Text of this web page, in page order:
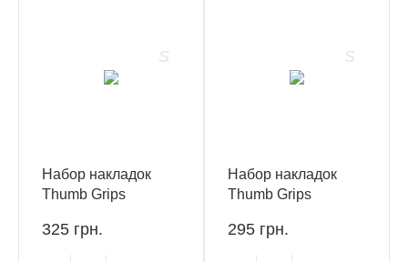
Набор накладок
Thumb Grips
PS4/PS5
325 грн.
Набор накладок
Thumb Grips
Red PS4/PS5
295 грн.